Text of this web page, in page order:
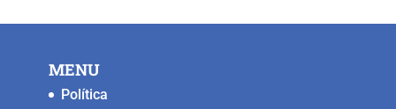
MENU
Política